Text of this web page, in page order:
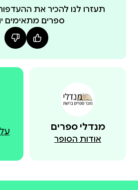
בלוחמי צה"ל? כמה דולרים
תעזרו לנו להכיר את
ספרים מתאימים
מנדלי ספרים
אודות הסופר
על